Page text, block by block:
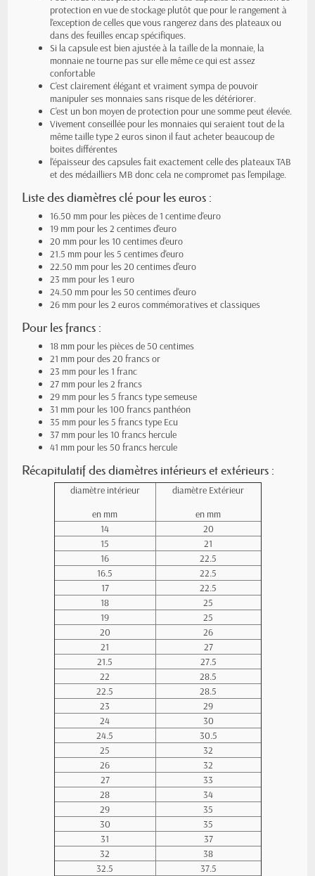
protection en vue de stockage plutôt que pour le rangement à
l'exception de celles que vous rangerez dans des plateaux ou
dans des feuilles encap spécifiques.
Si la capsule est bien ajustée à la taille de la monnaie, la
monnaie ne tourne pas sur elle même ce qui est assez
confortable
C'est clairement élégant et vraiment sympa de pouvoir
manipuler ses monnaies sans risque de les détériorer.
C'est un bon moyen de protection pour une somme peut élevée.
Vivement conseillée pour les monnaies qui seraient tout de la
même taille type 2 euros sinon il faut acheter beaucoup de
boites différentes
l'épaisseur des capsules fait exactement celle des plateaux TAB
et des médailliers MB donc cela ne compromet pas l'empilage.
Liste des diamètres clé pour les euros :
16.50 mm pour les pièces de 1 centime d'euro
19 mm pour les 2 centimes d'euro
20 mm pour les 10 centimes d'euro
21.5 mm pour les 5 centimes d'euro
22.50 mm pour les 20 centimes d'euro
23 mm pour les 1 euro
24.50 mm pour les 50 centimes d'euro
26 mm pour les 2 euros commémoratives et classiques
Pour les francs :
18 mm pour les pièces de 50 centimes
21 mm pour des 20 francs or
23 mm pour les 1 franc
27 mm pour les 2 francs
29 mm pour les 5 francs type semeuse
31 mm pour les 100 francs panthéon
35 mm pour les 5 francs type Ecu
37 mm pour les 10 francs hercule
41 mm pour les 50 francs hercule
Récapitulatif des diamètres intérieurs et extérieurs :
diamètre intérieur
en mm
diamètre Extérieur
en mm
14
20
15
21
16
22.5
16.5
22.5
17
22.5
18
25
19
25
20
26
21
27
21.5
27.5
22
28.5
22.5
28.5
23
29
24
30
24.5
30.5
25
32
26
32
27
33
28
34
29
35
30
35
31
37
32
38
32.5
37.5